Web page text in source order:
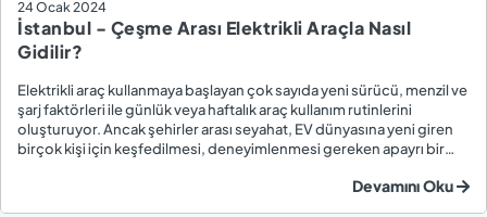
24 Ocak 2024
İstanbul - Çeşme Arası Elektrikli Araçla Nasıl
Gidilir?
Elektrikli araç kullanmaya başlayan çok sayıda yeni sürücü, menzil ve
şarj faktörleri ile günlük veya haftalık araç kullanım rutinlerini
oluşturuyor. Ancak şehirler arası seyahat, EV dünyasına yeni giren
birçok kişi için keşfedilmesi, deneyimlenmesi gereken apayrı bir
Devamını Oku